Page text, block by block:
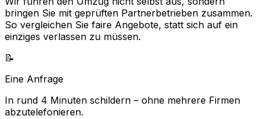
bringen Sie mit geprüften Partnerbetrieben zusammen.
So vergleichen Sie faire Angebote, statt sich auf ein
einziges verlassen zu müssen.
📝
Eine Anfrage
In rund 4 Minuten schildern – ohne mehrere Firmen
abzutelefonieren.